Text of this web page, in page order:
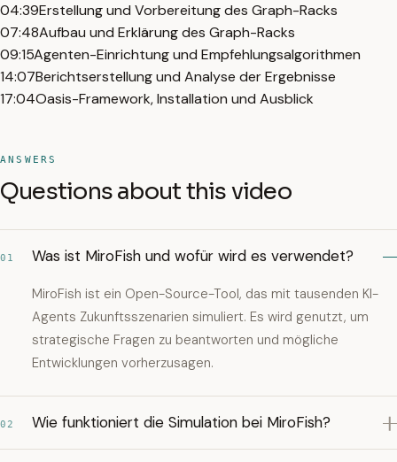
04:39Erstellung und Vorbereitung des Graph-Racks
07:48Aufbau und Erklärung des Graph-Racks
09:15Agenten-Einrichtung und Empfehlungsalgorithmen
14:07Berichtserstellung und Analyse der Ergebnisse
17:04Oasis-Framework, Installation und Ausblick
ANSWERS
Questions about this video
01 Was ist MiroFish und wofür wird es verwendet?
MiroFish ist ein Open-Source-Tool, das mit tausenden KI-
Agents Zukunftsszenarien simuliert. Es wird genutzt, um
strategische Fragen zu beantworten und mögliche
Entwicklungen vorherzusagen.
02 Wie funktioniert die Simulation bei MiroFish?